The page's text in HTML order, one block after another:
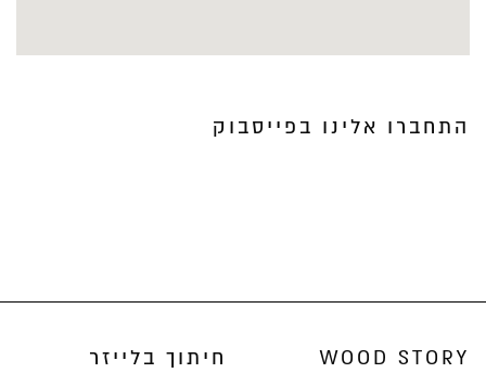
התחברו אלינו בפייסבוק
WOOD STORY חיתוך בלייזר